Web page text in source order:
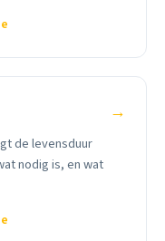
→
de levensduur
nodig is, en wat